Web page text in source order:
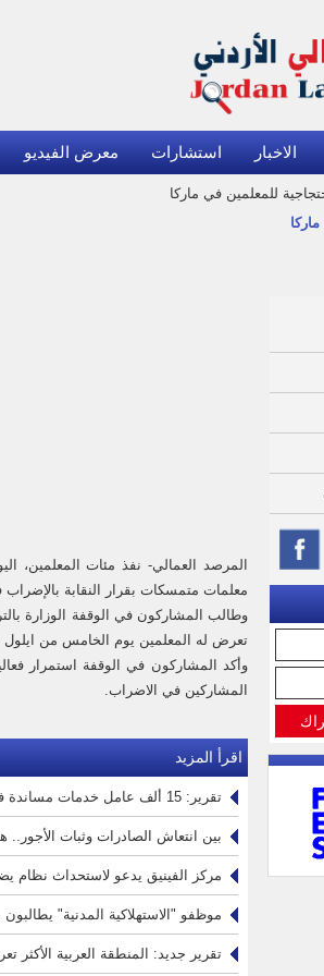
الاخبار استشارات معرض الفيديو
للمعلمين في ماركا
المرصد العمالي- نفذ مئات المعلمين،
معلمات متمسكات بقرار النقابة
تعرض له المعلمين يوم الخامس من ايلول
وأكد المشاركون في الوقفة استمرار
المشاركين في الاضراب.
اقرأ المزيد
تقرير: 15 ألف عامل خدمات مساندة في القطاع الصحي الحكومي يواجهون ظروف عمل هشّة
بين انتعاش الصادرات وثبات
مركز الفينيق يدعو لاستحداث نظام
موظفو "الاستهلاكية المدنية"
تقرير جديد: المنطقة العربية